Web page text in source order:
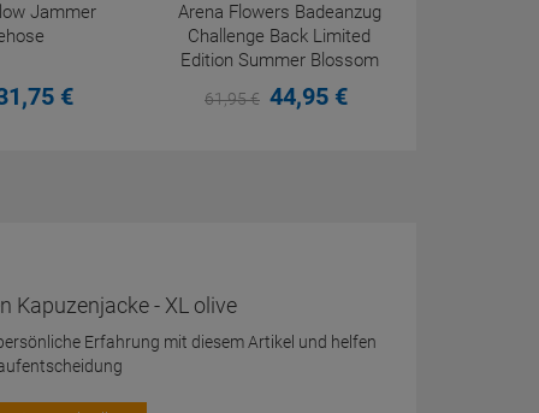
Jammer
75 €
Arena Flowers Badeanzug
Challenge Back Limited
Edition Summer Blossom
61,95€ 44,95 €
Kapuzenjacke - XL olive
Erfahrung mit diesem Artikel und helfen